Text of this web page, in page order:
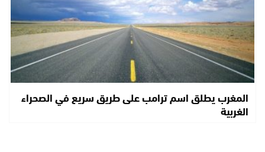
المغرب يطلق اسم ترامب على طريق سريع في الصحراء
الغربية